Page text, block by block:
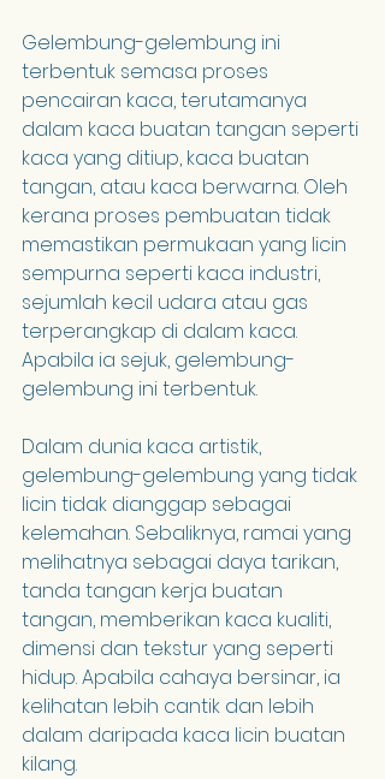
Gelembung-gelembung ini
terbentuk semasa proses
pencairan kaca, terutamanya
dalam kaca buatan tangan seperti
kaca yang ditiup, kaca buatan
tangan, atau kaca berwarna. Oleh
kerana proses pembuatan tidak
memastikan permukaan yang licin
sempurna seperti kaca industri,
sejumlah kecil udara atau gas
terperangkap di dalam kaca.
Apabila ia sejuk, gelembung-
gelembung ini terbentuk.
Dalam dunia kaca artistik,
gelembung-gelembung yang tidak
licin tidak dianggap sebagai
kelemahan. Sebaliknya, ramai yang
melihatnya sebagai daya tarikan,
tanda tangan kerja buatan
tangan, memberikan kaca kualiti,
dimensi dan tekstur yang seperti
hidup. Apabila cahaya bersinar, ia
kelihatan lebih cantik dan lebih
dalam daripada kaca licin buatan
kilang.